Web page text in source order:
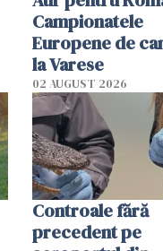
Campionatele
Europene de
la Varese
02 AUGUST 2026
Controale fără
precedent pe